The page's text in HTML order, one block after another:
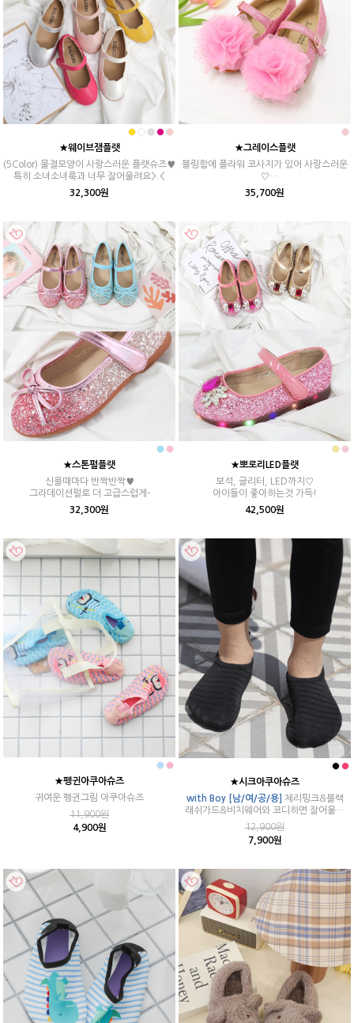
★웨이브잼플랫
(5Color) 물결모양이 사랑스러운 플랫슈즈♥
특히 소녀소녀룩과 너무 잘어울려요>.<
32,300원
★그레이스플랫
블링함에 플라워 코사지가 있어 사랑스러운
♡
아이들이 사랑할 수 밖에 없는 플랫 슈즈!
35,700원
★스톤펄플랫
신을때마다 반짝반짝♥
그라데이션펄로 더 고급스럽게-
32,300원
★뽀로리LED플랫
보석, 글리터, LED까지♡
아이들이 좋아하는것 가득!
42,500원
★펭귄아쿠아슈즈
귀여운 펭귄그림 아쿠아슈즈
11,900원
4,900원
★시크아쿠아슈즈
with Boy [남/여/공/용] 체리핑크&블랙
래쉬가드&비치웨어와 코디하면 잘어울려
요:D
12,900원
7,900원